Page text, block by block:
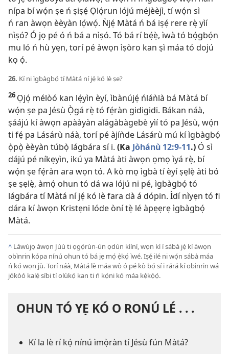
nípa bí wọ́n ṣe ń ṣiṣẹ́ Ọlọ́run lójú méjèèjì, tí wọ́n sì
ń ran àwọn èèyàn lọ́wọ́. Ǹjẹ́ Màtá ń bá iṣẹ́ rere rẹ̀ yìí
nìṣó? Ó jọ pé ó ń bá a nìṣó. Tó bá rí bẹ́ẹ̀, ìwà tó bọ́gbọ́n
mu ló ń hù yẹn, torí pé àwọn ìṣòro kan ṣì máa tó dojú
kọ ọ́.
26. Kí ni ìgbàgbọ́ tí Màtá ní jẹ́ kó lè ṣe?
26 Ọjọ́ mélòó kan lẹ́yìn èyí, ìbànújẹ́ ńláǹlà bá Màtá bí
wọ́n ṣe pa Jésù Ọ̀gá rẹ̀ tó fẹ́ràn gidigidi. Bákan náà,
ṣáájú kí àwọn apààyàn alágàbàgebè yìí tó pa Jésù, wọ́n
ti fẹ́ pa Lásárù náà, torí pé àjíǹde Lásárù mú kí ìgbàgbọ́
ọ̀pọ̀ èèyàn túbọ̀ lágbára sí i. (Ka Jòhánù 12:9-11.) Ó sì
dájú pé níkẹyìn, ikú ya Màtá àti àwọn ọmọ ìyá rẹ̀, bí
wọ́n ṣe fẹ́ràn ara wọn tó. A kò mọ ìgbà tí èyí ṣẹlẹ̀ àti bó
ṣe ṣẹlẹ̀, àmọ́ ohun tó dá wa lójú ni pé, ìgbàgbọ́ tó
lágbára tí Màtá ní jẹ́ kó lè fara dà á dópin. Ìdí nìyẹn tó fi
dára kí àwọn Kristẹni lóde òní tẹ̀ lé àpẹẹrẹ ìgbàgbọ́
Màtá.
^ Láwùjọ àwọn Júù ti ọgọ́rùn-ún ọdún kìíní, wọn kì í sábà jẹ́ kí àwọn
obìnrin kópa nínú ohun tó bá jẹ mọ́ ẹ̀kọ́ ìwé. Iṣẹ́ ilé ni wọ́n sábà máa
ń kọ́ wọn jù. Torí náà, Màtá lè máa wò ó pé kò bọ́ sí i rárá kí obìnrin wá
jókòó kalẹ̀ síbi tí olùkọ́ kan ti ń kọ́ni kó máa kẹ́kọ̀ọ́.
OHUN TÓ YẸ KÓ O RONÚ LÉ . . .
Kí la lè rí kọ́ nínú ìmọ̀ràn tí Jésù fún Màtá?